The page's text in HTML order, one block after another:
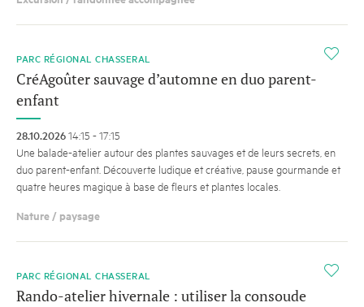
i
PARC RÉGIONAL CHASSERAL
CréAgoûter sauvage d’automne en duo parent-
enfant
28.10.202614:15 - 17:15
Une balade-atelier autour des plantes sauvages et de leurs secrets, en
duo parent-enfant. Découverte ludique et créative, pause gourmande et
quatre heures magique à base de fleurs et plantes locales.
Nature / paysage
i
PARC RÉGIONAL CHASSERAL
Rando-atelier hivernale : utiliser la consoude